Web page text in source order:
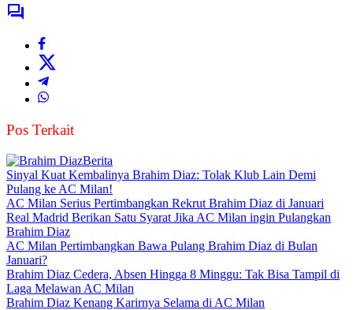
Pos Terkait
Berita
Sinyal Kuat Kembalinya Brahim Diaz: Tolak Klub Lain Demi
Pulang ke AC Milan!
AC Milan Serius Pertimbangkan Rekrut Brahim Diaz di Januari
Real Madrid Berikan Satu Syarat Jika AC Milan ingin Pulangkan
Brahim Diaz
AC Milan Pertimbangkan Bawa Pulang Brahim Diaz di Bulan
Januari?
Brahim Diaz Cedera, Absen Hingga 8 Minggu: Tak Bisa Tampil di
Laga Melawan AC Milan
Brahim Diaz Kenang Karirnya Selama di AC Milan